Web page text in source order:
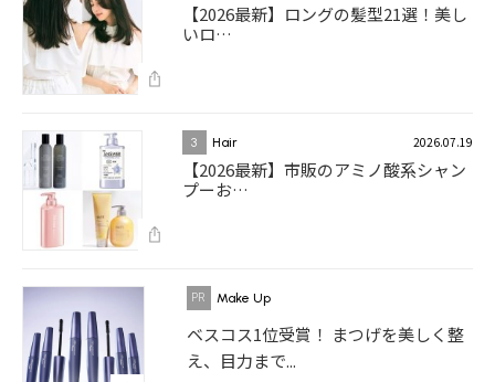
【2026最新】ロングの髪型21選！美し
いロ…
3 Hair 2026.07.19
【2026最新】市販のアミノ酸系シャン
プーお…
Make Up
ベスコス1位受賞！ まつげを美しく整
え、目力まで...